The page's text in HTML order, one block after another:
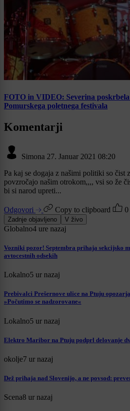
FOTO in VIDEO: Severina poskrbela
Pomurskega poletnega festivala
Komentarji
Simona 27. Januar 2021 08:20
Pa kaj se dogaja z našimi politiki so čist
povzročajo našim otrokom,,,, vsi so že
bi si narod upreti...
Odgovori Copy to clipboard 0
Zadnje objavljeno V živo
Globalno4 ure nazaj
Vozniki pozor! Septembra prihaja sekcijsko
avtocestnih odsekih
Lokalno5 ur nazaj
Prebivalci Prešernove ulice na Ptuju
»Počutimo se nadzorovane«
Lokalno5 ur nazaj
Elektro Maribor na Ptuju podprl delovanje
okolje7 ur nazaj
Dež prihaja nad Slovenijo, a ne povsod:
Scena8 ur nazaj